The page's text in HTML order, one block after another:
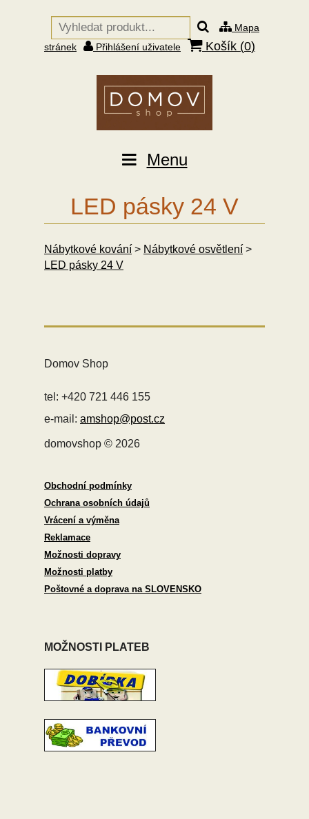
Mapa
stránek
Přihlášení uživatele Košík (0)
Menu
LED pásky 24 V
Nábytkové kování > Nábytkové osvětlení >
LED pásky 24 V
Domov Shop
tel: +420 721 446 155
e-mail: amshop@post.cz
domovshop © 2026
Obchodní podmínky
Ochrana osobních údajů
Vrácení a výměna
Reklamace
Možnosti dopravy
Možnosti platby
Poštovné a doprava na SLOVENSKO
MOŽNOSTI PLATEB